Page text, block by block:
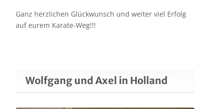
Ganz herzlichen Glückwunsch und weiter viel Erfolg
auf eurem Karate-Weg!!!
Wolfgang und Axel in Holland